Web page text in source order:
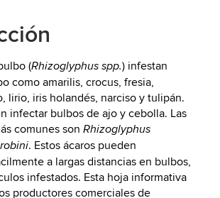
(Rhizoglyphus spp.) infestan
como amarilis, crocus, fresia,
lirio, iris holandés, narciso y tulipán.
infectar bulbos de ajo y cebolla. Las
comunes son Rhizoglyphus
. Estos ácaros pueden
a largas distancias en bulbos,
infestados. Esta hoja informativa
productores comerciales de